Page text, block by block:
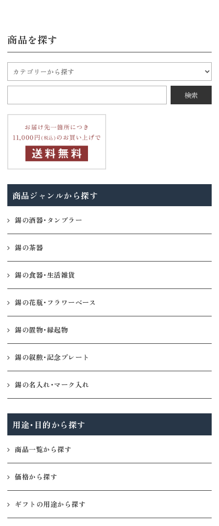
商品を探す
商品ジャンルから探す
錫の酒器・タンブラー
錫の茶器
錫の食器・生活雑貨
錫の花瓶・フラワーベース
錫の置物・縁起物
錫の叙勲・記念プレート
錫の名入れ・マーク入れ
用途・目的から探す
商品一覧から探す
価格から探す
ギフトの用途から探す